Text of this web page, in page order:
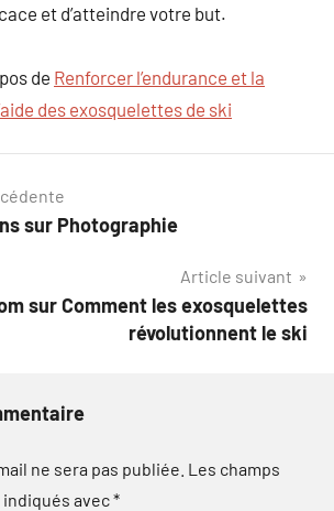
et d’atteindre votre but.
de Renforcer l’endurance et la
des exosquelettes de ski
sur Photographie
Article suivant
sur Comment les exosquelettes
révolutionnent le ski
ne sera pas publiée. Les champs
avec*